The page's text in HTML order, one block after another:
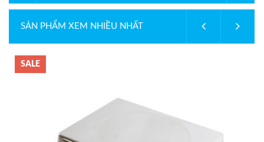
SẢN PHẨM XEM NHIỀU NHẤT
SALE